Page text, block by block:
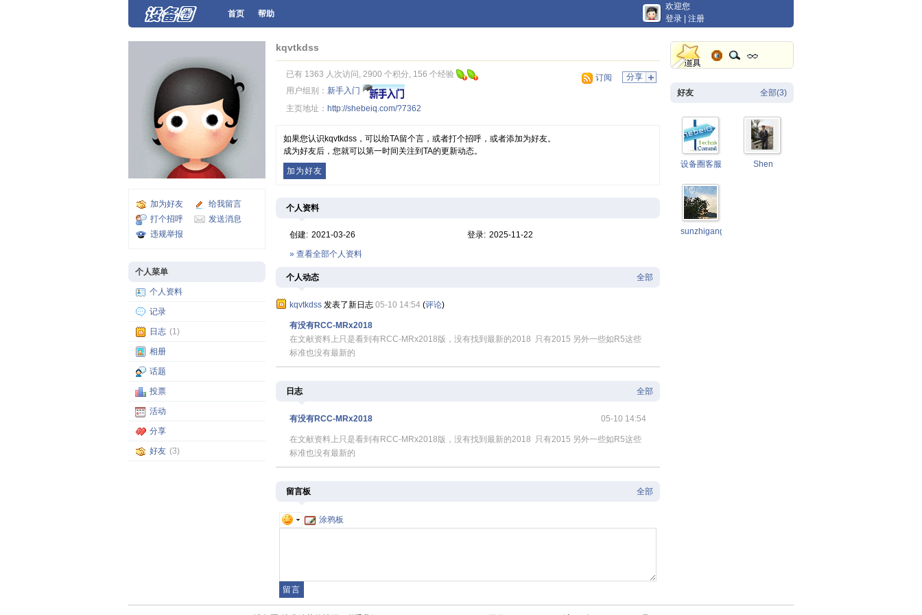
首页 帮助
欢迎您
登录
注册
加为好友
给我留言
打个招呼
发送消息
违规举报
个人菜单
个人资料
记录
日志 (1)
相册
话题
投票
活动
分享
好友 (3)
kqvtkdss
分享
订阅
已有 1363 人次访问, 2900 个积分, 156 个经验
用户组别： 新手入门
主页地址： http://shebeiq.com/?7362
如果您认识kqvtkdss，可以给TA留个言，或者打个招呼，或者添加为好友。
成为好友后，您就可以第一时间关注到TA的更新动态。
加为好友
个人资料
创建: 2021-03-26 登录: 2025-11-22
» 查看全部个人资料
全部
个人动态
kqvtkdss 发表了新日志 05-10 14:54 (评论)
有没有RCC-MRx2018
在文献资料上只是看到有RCC-MRx2018版，没有找到最新的2018 只有2015 另外一些如R5这些
标准也没有最新的
全部
日志
05-10 14:54
有没有RCC-MRx2018
在文献资料上只是看到有RCC-MRx2018版，没有找到最新的2018 只有2015 另外一些如R5这些
标准也没有最新的
全部
留言板
涂鸦板
全部(3)
好友
设备圈客服 Shen
sunzhigang